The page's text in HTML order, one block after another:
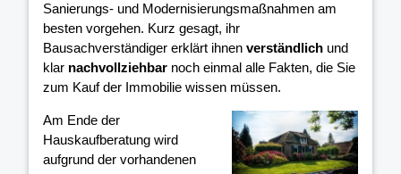
Sanierungs- und Modernisierungsmaßnahmen am
besten vorgehen. Kurz gesagt, ihr
Bausachverständiger erklärt ihnen verständlich und
klar nachvollziehbar noch einmal alle Fakten, die Sie
zum Kauf der Immobilie wissen müssen.
Am Ende der
Hauskaufberatung wird
aufgrund der vorhandenen